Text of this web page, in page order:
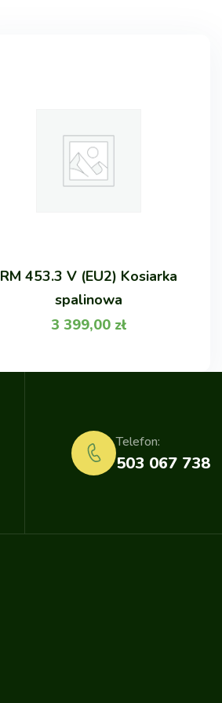
RM 453.3 V (EU2) Kosiarka
spalinowa
3 399,00 zł
503 067 738
Telefon: